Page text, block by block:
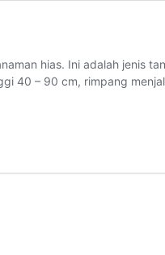
hias. Ini adalah jenis
40 – 90 cm, rimpang